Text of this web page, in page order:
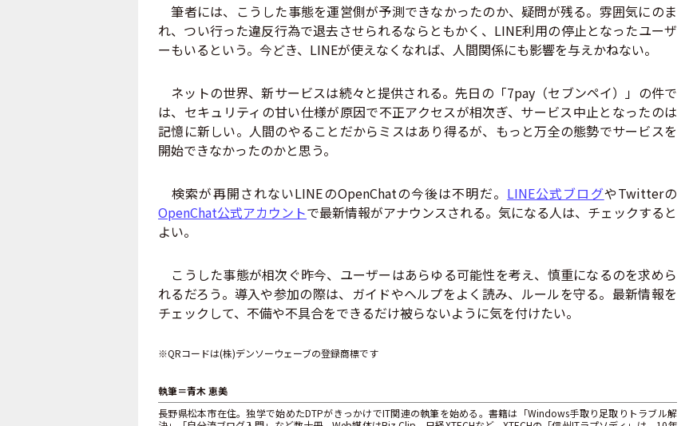
筆者には、こうした事態を運営側が予測できなかったのか、疑問が残る。雰囲気にのま
れ、つい行った違反行為で退去させられるならともかく、LINE利用の停止となったユーザ
ーもいるという。今どき、LINEが使えなくなれば、人間関係にも影響を与えかねない。
ネットの世界、新サービスは続々と提供される。先日の「7pay（セブンペイ）」の件で
は、セキュリティの甘い仕様が原因で不正アクセスが相次ぎ、サービス中止となったのは
記憶に新しい。人間のやることだからミスはあり得るが、もっと万全の態勢でサービスを
開始できなかったのかと思う。
検索が再開されないLINEのOpenChatの今後は不明だ。 LINE公式ブログやTwitterの
OpenChat公式アカウントで最新情報がアナウンスされる。気になる人は、チェックすると
よい。
こうした事態が相次ぐ昨今、ユーザーはあらゆる可能性を考え、慎重になるのを求めら
れるだろう。導入や参加の際は、ガイドやヘルプをよく読み、ルールを守る。最新情報を
チェックして、不備や不具合をできるだけ被らないように気を付けたい。
※QRコードは(株)デンソーウェーブの登録商標です
執筆＝青木 恵美
長野県松本市在住。独学で始めたDTPがきっかけでIT関連の執筆を始める。書籍は「Windows手取り足取りトラブル解